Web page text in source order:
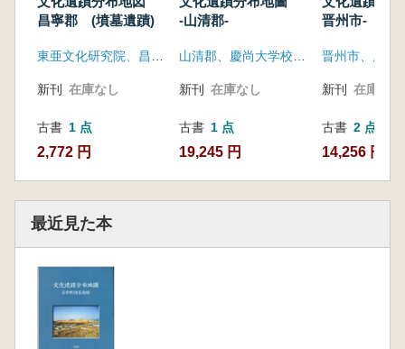
昌寧郡 (墳墓遺蹟)
東亜文化研究院、昌寧郡
新刊 在庫なし
古書 1 点
2,772 円
-山清郡-
山清郡、慶尚大学校博物館
新刊 在庫なし
古書 1 点
19,245 円
晋州市-
新刊 在庫なし
古書 2 点
14,256 円~
最近見た本